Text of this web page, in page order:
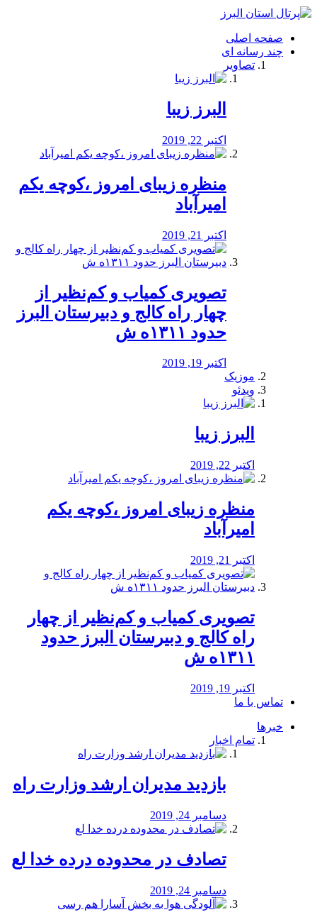
فصد
شرق
تهران
خشکشویی
صفحه اصلی
چند رسانه ای
تصاویر
البرز زیبا
اکتبر 22, 2019
منظره‌‌ زیبای امروز ،کوچه یکم
امیرآباد
اکتبر 21, 2019
️تصویری کمیاب و کم‌نظیر از
چهار راه كالج و دبيرستان البرز
حدود ۱۳۱۱ه ش
اکتبر 19, 2019
موزیک
ویدئو
البرز زیبا
اکتبر 22, 2019
منظره‌‌ زیبای امروز ،کوچه یکم
امیرآباد
اکتبر 21, 2019
️تصویری کمیاب و کم‌نظیر از چهار
راه كالج و دبيرستان البرز حدود
۱۳۱۱ه ش
اکتبر 19, 2019
تماس با ما
خبرها
تمام اخبار
بازدید مدیران ارشد وزارت راه
دسامبر 24, 2019
تصادف در محدوده درده خدا لع
دسامبر 24, 2019